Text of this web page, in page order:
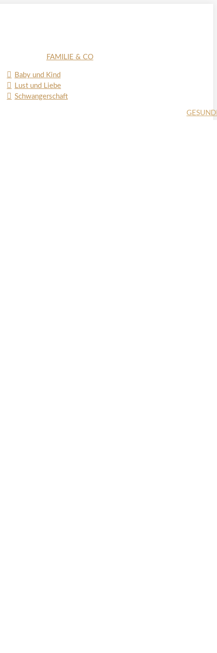
FAMILIE & CO
Baby und Kind
Lust und Liebe
Schwangerschaft